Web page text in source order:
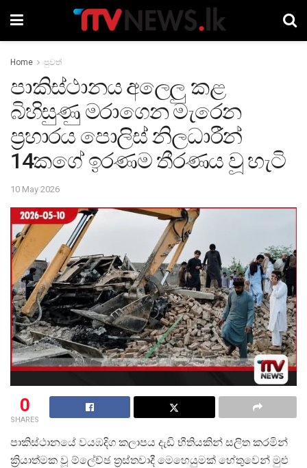
Home පුවත්
පාකිස්ථානය අලෙලු කළ
බිහිසුණු මරාගෙන මැරෙන
ප්‍රහාරය පොලිස් නිලධාරීන්
14කගේ ඉරණම තීරණය වූ හැටි
10 May 2026
0
SHARES
පාකිස්ථානයේ වයඹදිග කලාපය දැඩි භීතියකින් සලිත කරමින්
ක්රියාත්මක වූ ම්ලේච්ඡ ත්රස්තවාදී මෙහෙයුමක් හේතුවෙන් මුළු